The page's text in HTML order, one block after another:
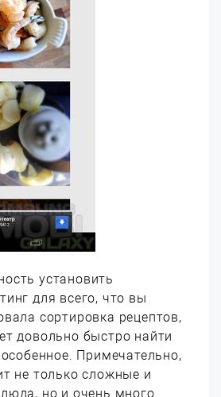
установить
для всего, что вы
сортировка рецептов,
довольно быстро найти
Примечательно,
не только сложные и
но и очень много